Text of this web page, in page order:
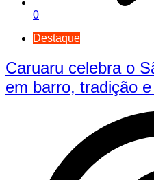
0
Destaque
Caruaru celebra o
em barro, tradição